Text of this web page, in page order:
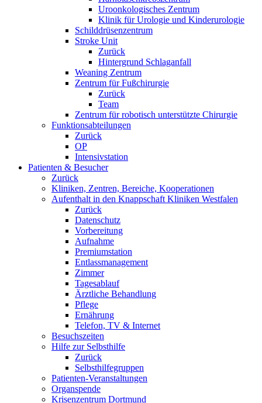
Uroonkologisches Zentrum
Klinik für Urologie und Kinderurologie
Schilddrüsenzentrum
Stroke Unit
Zurück
Hintergrund Schlaganfall
Weaning Zentrum
Zentrum für Fußchirurgie
Zurück
Team
Zentrum für robotisch unterstützte Chirurgie
Funktionsabteilungen
Zurück
OP
Intensivstation
Patienten & Besucher
Zurück
Kliniken, Zentren, Bereiche, Kooperationen
Aufenthalt in den Knappschaft Kliniken Westfalen
Zurück
Datenschutz
Vorbereitung
Aufnahme
Premiumstation
Entlassmanagement
Zimmer
Tagesablauf
Ärztliche Behandlung
Pflege
Ernährung
Telefon, TV & Internet
Besuchszeiten
Hilfe zur Selbsthilfe
Zurück
Selbsthilfegruppen
Patienten-Veranstaltungen
Organspende
Krisenzentrum Dortmund